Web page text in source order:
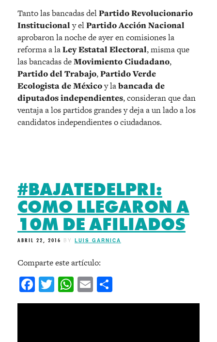
Tanto las bancadas delPartido Revolucionario
Institucionaly elPartido Acción Nacional
aprobaron la noche de ayer en comisiones la
reforma a laLey Estatal Electoral, misma que
las bancadas deMovimiento Ciudadano,
Partido del Trabajo,Partido Verde
Ecologista de Méxicoy labancada de
diputados independientes, consideran que dan
ventaja a los partidos grandes y deja a un lado a los
candidatos independientes o ciudadanos.
#BAJATEDELPRI:
COMO LLEGARON A
10M DE AFILIADOS
ABRIL 22, 2016 BY LUIS GARNICA
Comparte este artículo:
Facebook
Twitter
WhatsApp
Email